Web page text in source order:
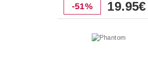
-51% 19.95€